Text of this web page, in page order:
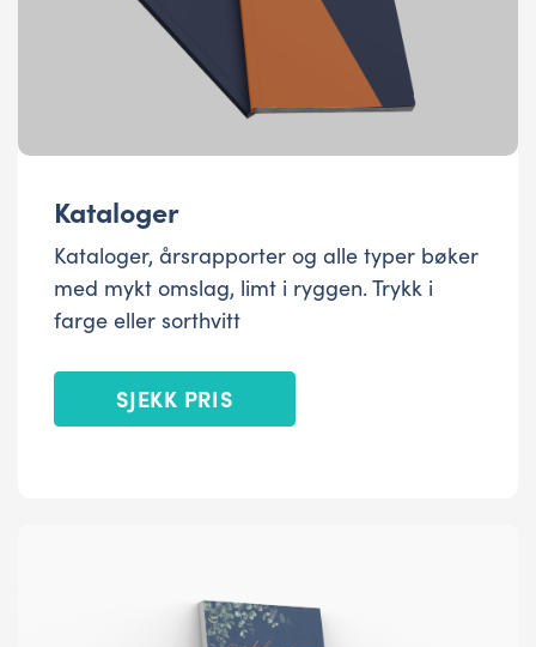
Kataloger
Kataloger, årsrapporter og alle typer bøker
med mykt omslag, limt i ryggen. Trykk i
farge eller sorthvitt
SJEKK PRIS